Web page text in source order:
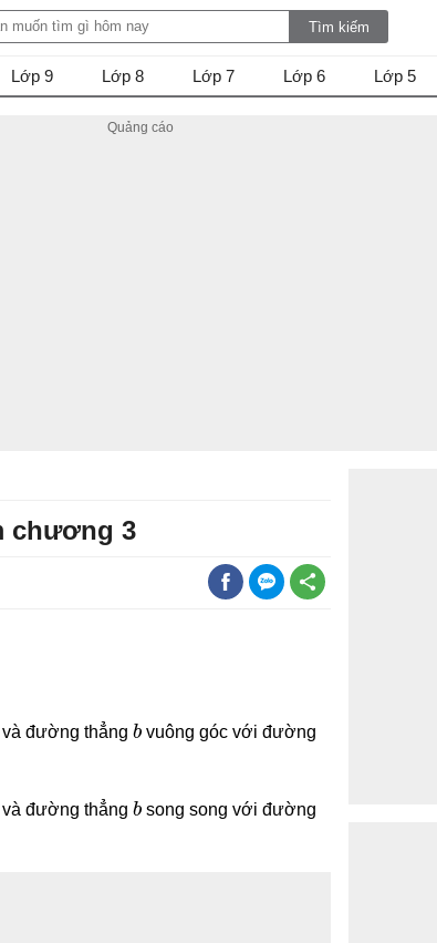
Lớp 9 Lớp 8 Lớp 7 Lớp 6 Lớp 5
chương 3
và đường thẳng
b
vuông góc với đường
và đường thẳng
b
song song với đường